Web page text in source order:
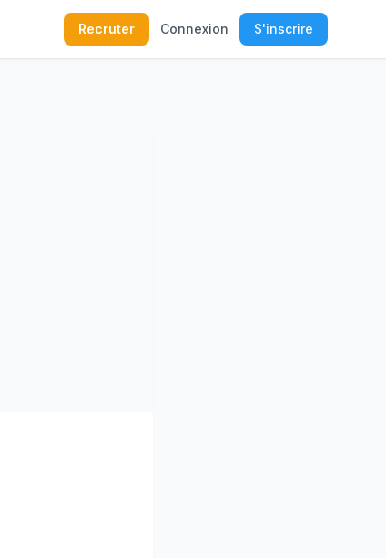
Recruter Connexion S'inscrire